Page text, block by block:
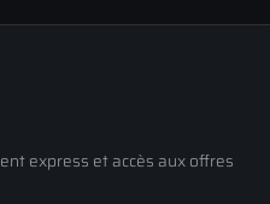
express et accès aux offres